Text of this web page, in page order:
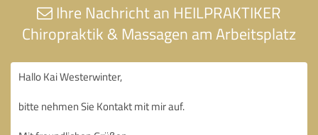
Ihre Nachricht an HEILPRAKTIKER
Chiropraktik & Massagen am Arbeitsplatz